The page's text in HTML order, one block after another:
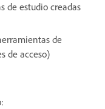
de estudio creadas
de
de acceso)